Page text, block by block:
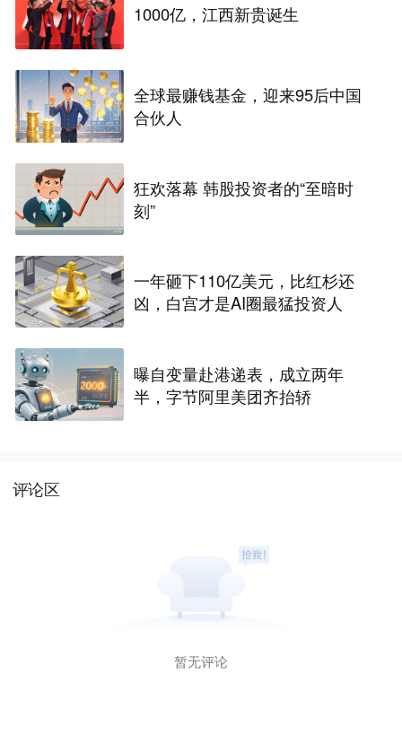
1000亿，江西新贵诞生
全球最赚钱基金，迎来95后中国
合伙人
狂欢落幕 韩股投资者的“至暗时
刻”
一年砸下110亿美元，比红杉还
凶，白宫才是AI圈最猛投资人
曝自变量赴港递表，成立两年
半，字节阿里美团齐抬轿
评论区
暂无评论